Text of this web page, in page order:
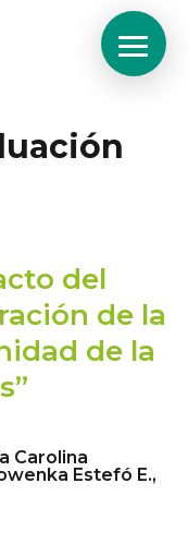
del
de la
de la
Carolina
Estefó E.,